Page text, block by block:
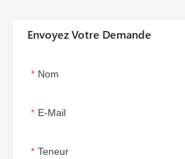
Envoyez Votre Demande
Nom
E-Mail
Teneur